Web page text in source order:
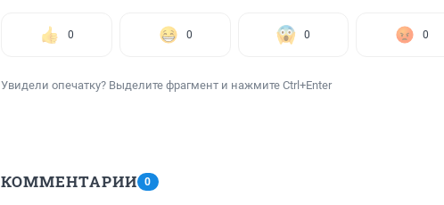
0 0 0 0
Увидели опечатку? Выделите фрагмент и нажмите Ctrl+Enter
КОММЕНТАРИИ 0